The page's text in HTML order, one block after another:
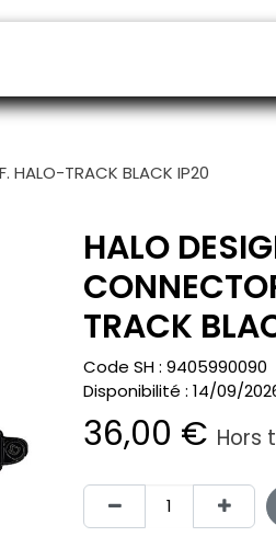
HALO-TRACK BLACK IP20
HALO
TRACK
Code SH : 9405990090
Disponibilité : 14/09/
36,00 € Hors